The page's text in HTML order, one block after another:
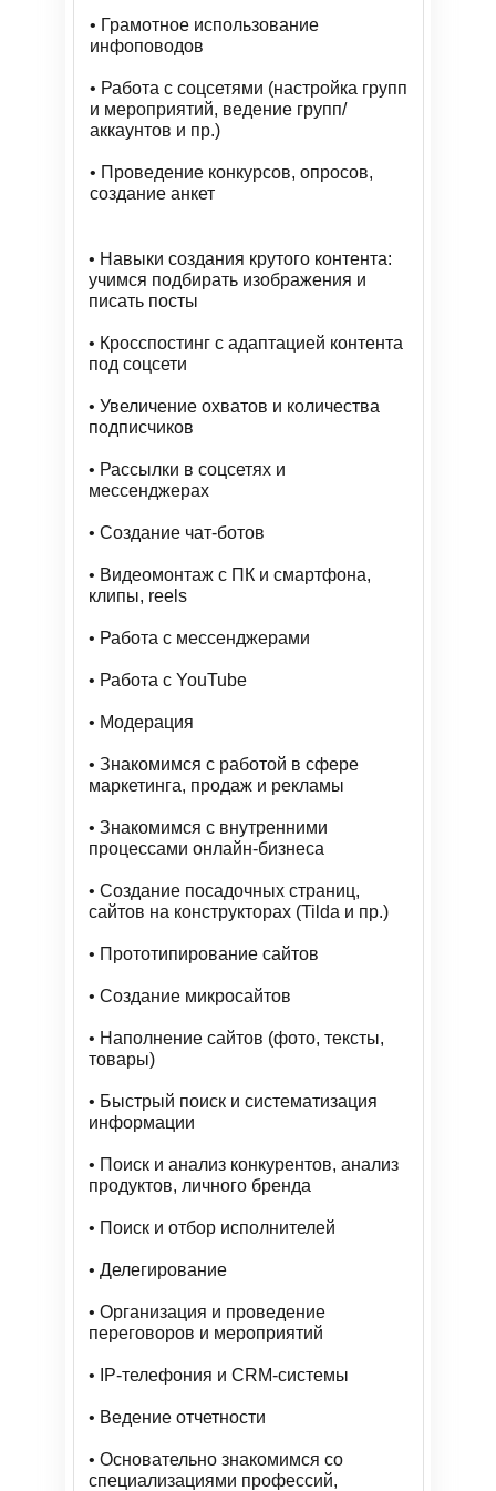
• Грамотное использование
инфоповодов
• Работа с соцсетями (настройка групп
и мероприятий, ведение групп/
аккаунтов и пр.)
• Проведение конкурсов, опросов,
создание анкет
• Навыки создания крутого контента:
учимся подбирать изображения и
писать посты
• Кросспостинг с адаптацией контента
под соцсети
• Увеличение охватов и количества
подписчиков
• Рассылки в соцсетях и
мессенджерах
• Создание чат-ботов
• Видеомонтаж с ПК и смартфона,
клипы, reels
• Работа с мессенджерами
• Работа с YouTube
• Модерация
• Знакомимся с работой в сфере
маркетинга, продаж и рекламы
• Знакомимся с внутренними
процессами онлайн-бизнеса
• Создание посадочных страниц,
сайтов на конструкторах (Tilda и пр.)
• Прототипирование сайтов
• Создание микросайтов
• Наполнение сайтов (фото, тексты,
товары)
• Быстрый поиск и систематизация
информации
• Поиск и анализ конкурентов, анализ
продуктов, личного бренда
• Поиск и отбор исполнителей
• Делегирование
• Организация и проведение
переговоров и мероприятий
• IP-телефония и CRM-системы
• Ведение отчетности
• Основательно знакомимся со
специализациями профессий,